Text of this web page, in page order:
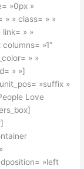
»0px »
» » class= » »
» »
»1″
» »
» »]
»suffix »
Love
»left